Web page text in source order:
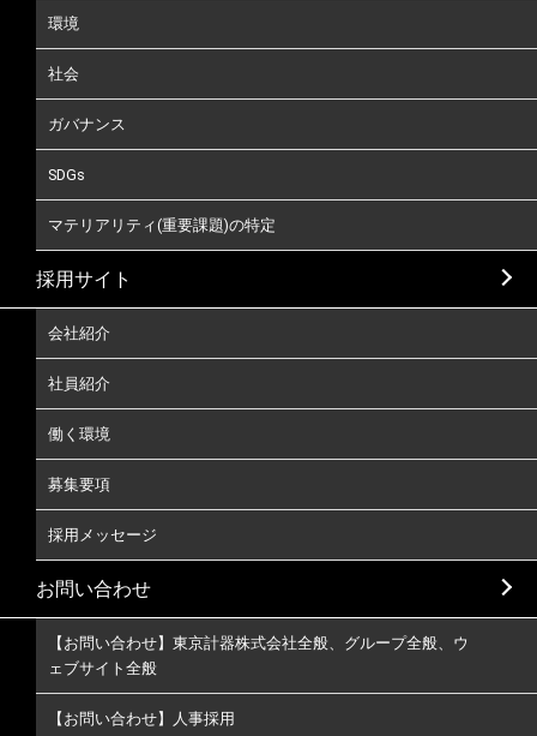
環境
社会
ガバナンス
SDGs
マテリアリティ(重要課題)の特定
採用サイト
会社紹介
社員紹介
働く環境
募集要項
採用メッセージ
お問い合わせ
【お問い合わせ】東京計器株式会社全般、グループ全般、ウ
ェブサイト全般
【お問い合わせ】人事採用